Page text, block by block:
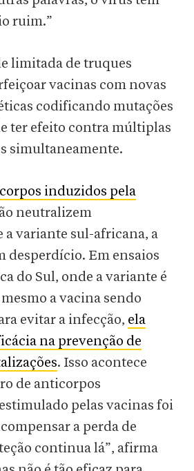
ruim.”
limitada de truques
vacinas com novas
codificando mutações
ter efeito contra múltiplas
simultaneamente.
induzidos pela
neutralizem
a variante sul-africana, a
desperdício. Em ensaios
do Sul, onde a variante é
a vacina sendo
evitar a infecção, ela
na prevenção de
. Isso acontece
de anticorpos
pelas vacinas foi
a perda de
continua lá”, afirma